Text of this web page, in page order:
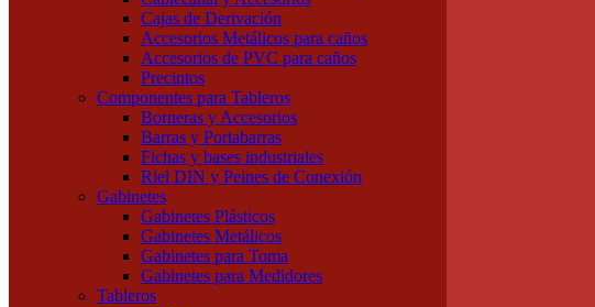
Cajas de Derivación
Accesorios Metálicos para caños
Accesorios de PVC para caños
Precintos
Componentes para Tableros
Borneras y Accesorios
Barras y Portabarras
Fichas y bases industriales
Riel DIN y Peines de Conexión
Gabinetes
Gabinetes Plásticos
Gabinetes Metálicos
Gabinetes para Toma
Gabinetes para Medidores
Tableros
Lámparas
Lámparas LED
Lámparas Incandescentes
Lámparas Fluorescentes
Luces de Emergencia
Tubos
Tubos LED
Tubos Fluorescentes y especiales
Instalación
Cajas
Canalizaciones
Bandejas Portacables
Caños Metálicos
Caños Plásticos
Cajas de Embutir y Accesorios